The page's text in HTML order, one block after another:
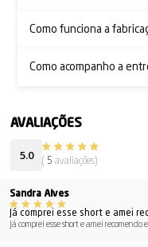
Como funciona a
Como acompanho a
5.0 ( 5 avaliações)
Sandra Alves
Já comprei esse short e amei
Já comprei esse short e amei recomendo